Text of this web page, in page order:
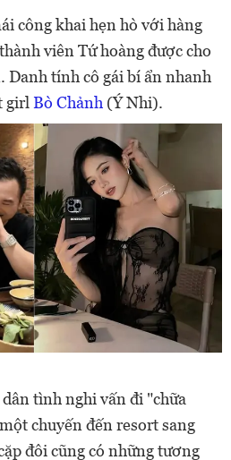
công khai hẹn hò với hàng
viên Tứ hoàng được cho
Danh tính cô gái bí ẩn nhanh
girl Bò Chảnh (Ý Nhi).
tình nghi vấn đi "chữa
chuyến đến resort sang
đôi cũng có những tương